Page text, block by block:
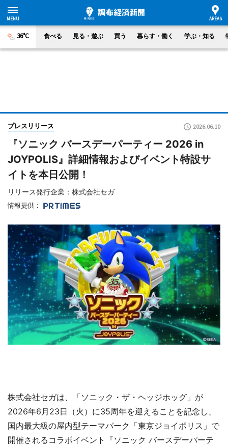
36°C 食べる 見る・遊ぶ 買う 暮らす・働く 学ぶ・知る
プレスリリース 2026.06.10
『ソニック バースデーパーティー 2026 in
JOYPOLIS』詳細情報およびイベント特設サ
イトを本日公開！
リリース発行企業：株式会社セガ
情報提供：
株式会社セガは、「ソニック・ザ・ヘッジホッグ」が
2026年6月23日（火）に35周年を迎えることを記念し、
国内最大級の屋内型テーマパーク「東京ジョイポリス」で
開催されるコラボイベント『ソニック バースデーパーテ